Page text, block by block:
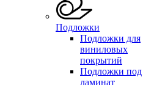
Подложки
Подложки для
виниловых
покрытий
Подложки под
ламинат